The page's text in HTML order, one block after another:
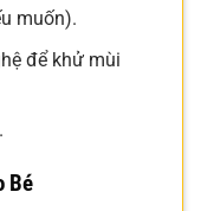
muốn).
để khử mùi
Bé